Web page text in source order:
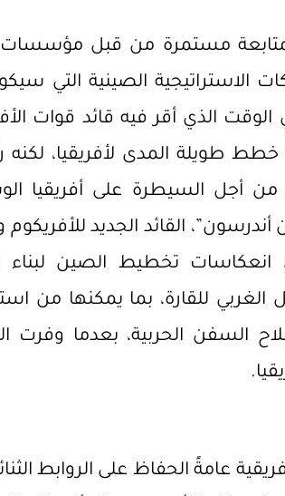
مستمرة من قبل مؤسسات
الاستراتيجية الصينية التي
الوقت الذي أقر فيه قائد قوات
طويلة المدى لأفريقيا، لكنه
من أجل السيطرة على أفريقيا
القائد الجديد للأفريكوم
انعكاسات تخطيط الصين لبناء
للقارة، بما يمكنها من
السفن الحربية، بعدما وفرت
.
عامةً الحفاظ على الروابط